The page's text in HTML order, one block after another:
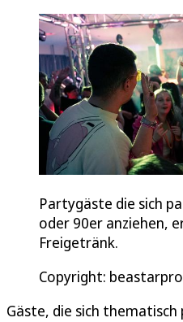
Partygäste die sich
oder 90er anziehen,
Freigetränk.
Copyright:
Gäste, die sich thematisch